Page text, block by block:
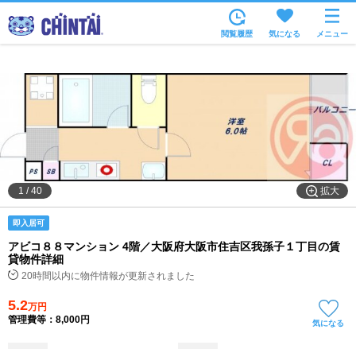
通勤通学時間から
閲覧履歴 気になる メニュー
拡大
1 /40
即入居可
アビコ８８マンション 4階／大阪府大阪市住吉区我孫子１丁目の賃
貸物件詳細
20時間以内に物件情報が更新されました
5.2万円
管理費等：8,000円
気になる